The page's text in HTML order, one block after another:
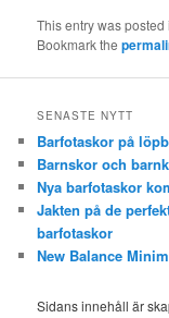
This entry was posted
Bookmark the
SENASTE NYTT
Barfotaskor på
Barnskor och
Nya barfotaskor
Jakten på de
barfotaskor
New Balance
Sidans innehåll är